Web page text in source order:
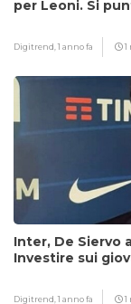
per Leoni. Si
Digitrend,1 anno fa 1
Inter, De Siervo
Investire sui
Digitrend,1 anno fa 1